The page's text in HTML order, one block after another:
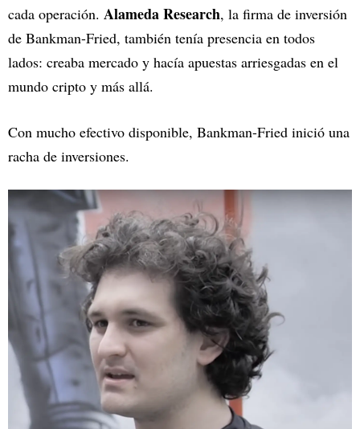
cada operación. Alameda Research, la firma de inversión
de Bankman-Fried, también tenía presencia en todos
lados: creaba mercado y hacía apuestas arriesgadas en el
mundo cripto y más allá.
Con mucho efectivo disponible, Bankman-Fried inició una
racha de inversiones.